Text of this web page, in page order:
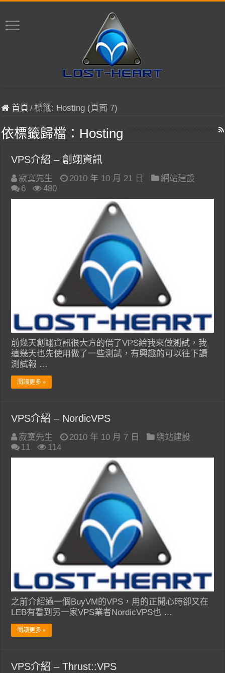
首頁 /標籤: Hosting (頁面 7)
依標籤歸檔： Hosting
VPS介紹 – 創翊資訊
寂寞先生 2010 年 10 月 21 日
網站建設
6
480
前幾天創翊資訊很大方的借了VPS給我來做測試，我
這幾天也先使用做了一些測試，有興趣的可以往下讀
測試報 …
閱讀更多 »
VPS介紹 – NordicVPS
寂寞先生 2010 年 10 月 7 日
網站建設
11
114
之前介紹過一個BuyVM的VPS，用的正開心時卻又在
LEB有看到另一家VPS業者NordicVPS也 …
閱讀更多 »
VPS介紹 – Thrust::VPS